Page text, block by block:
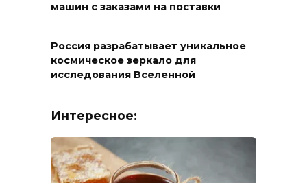
машин с заказами на поставки
Россия разрабатывает уникальное
космическое зеркало для
исследования Вселенной
Интересное: